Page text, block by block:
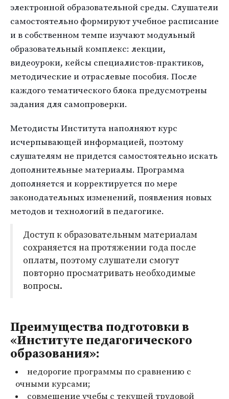
электронной образовательной среды. Слушатели
самостоятельно формируют учебное расписание
и в собственном темпе изучают модульный
образовательный комплекс: лекции,
видеоуроки, кейсы специалистов-практиков,
методические и отраслевые пособия. После
каждого тематического блока предусмотрены
задания для самопроверки.
Методисты Института наполняют курс
исчерпывающей информацией, поэтому
слушателям не придется самостоятельно искать
дополнительные материалы. Программа
дополняется и корректируется по мере
законодательных изменений, появления новых
методов и технологий в педагогике.
Доступ к образовательным материалам
сохраняется на протяжении года после
оплаты, поэтому слушатели смогут
повторно просматривать необходимые
вопросы.
Преимущества подготовки в
«Институте педагогического
образования»:
недорогие программы по сравнению с
очными курсами;
совмещение учебы с текущей трудовой